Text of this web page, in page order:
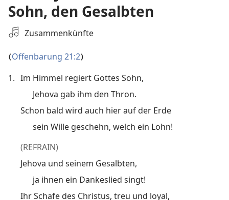
Sohn, den Gesalbten
Eine
auswählen
Zusammenkünfte
(Offenbarung 21:2)
1. Im Himmel regiert Gottes Sohn,
Jehova gab ihm den Thron.
Schon bald wird auch hier auf der Erde
sein Wille geschehn, welch ein Lohn!
(REFRAIN)
Jehova und seinem Gesalbten,
ja ihnen ein Dankeslied singt!
Ihr Schafe des Christus, treu und loyal,